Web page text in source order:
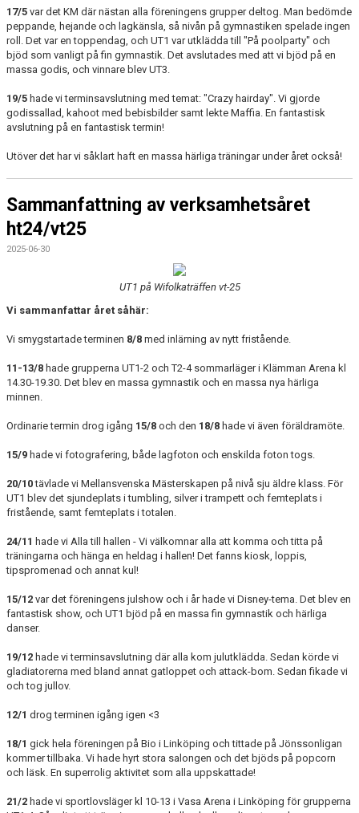
17/5 var det KM där nästan alla föreningens grupper deltog. Man bedömde
peppande, hejande och lagkänsla, så nivån på gymnastiken spelade ingen
roll. Det var en toppendag, och UT1 var utklädda till "På poolparty" och
bjöd som vanligt på fin gymnastik. Det avslutades med att vi bjöd på en
massa godis, och vinnare blev UT3.
19/5 hade vi terminsavslutning med temat: "Crazy hairday". Vi gjorde
godissallad, kahoot med bebisbilder samt lekte Maffia. En fantastisk
avslutning på en fantastisk termin!
Utöver det har vi såklart haft en massa härliga träningar under året också!
Sammanfattning av verksamhetsåret
ht24/vt25
2025-06-30
UT1 på Wifolkaträffen vt-25
Vi sammanfattar året såhär:
Vi smygstartade terminen 8/8 med inlärning av nytt fristående.
11-13/8 hade grupperna UT1-2 och T2-4 sommarläger i Klämman Arena kl
14.30-19.30. Det blev en massa gymnastik och en massa nya härliga
minnen.
Ordinarie termin drog igång 15/8 och den 18/8 hade vi även föräldramöte.
15/9 hade vi fotografering, både lagfoton och enskilda foton togs.
20/10tävlade vi Mellansvenska Mästerskapen på nivå sju äldre klass. För
UT1 blev det sjundeplats i tumbling, silver i trampett och femteplats i
fristående, samt femteplats i totalen.
24/11 hade vi Alla till hallen - Vi välkomnar alla att komma och titta på
träningarna och hänga en heldag i hallen! Det fanns kiosk, loppis,
tipspromenad och annat kul!
15/12 var det föreningens julshow och i år hade vi Disney-tema. Det blev en
fantastisk show, och UT1 bjöd på en massa fin gymnastik och härliga
danser.
19/12 hade vi terminsavslutning där alla kom julutklädda. Sedan körde vi
gladiatorerna med bland annat gatloppet och attack-bom. Sedan fikade vi
och tog jullov.
12/1 drog terminen igång igen <3
18/1 gick hela föreningen på Bio i Linköping och tittade på Jönssonligan
kommer tillbaka. Vi hade hyrt stora salongen och det bjöds på popcorn
och läsk. En superrolig aktivitet som alla uppskattade!
21/2 hade vi sportlovsläger kl 10-13 i Vasa Arena i Linköping för grupperna